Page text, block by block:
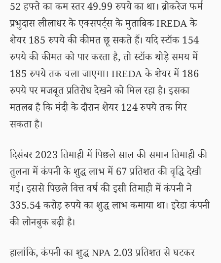
52 हफ्ते का कम स्तर 49.99 रुपये का था। ब्रोकरेज फर्म
प्रभुदास लीलाधर के एक्सपर्ट्स के मुताबिक IREDA के
शेयर 185 रुपये की कीमत छू सकते हैं। यदि स्टॉक 154
रुपये की कीमत को पार करता है, तो स्टॉक थोड़े समय में
185 रुपये तक चला जाएगा। IREDA के शेयर में 186
रुपये पर मजबूत प्रतिरोध देखने को मिल रहा है। इसका
मतलब है कि मंदी के दौरान शेयर 124 रुपये तक गिर
सकता है।
दिसंबर 2023 तिमाही में पिछले साल की समान तिमाही की
तुलना में कंपनी के शुद्ध लाभ में 67 प्रतिशत की वृद्धि देखी
गई। इससे पिछले वित्त वर्ष की इसी तिमाही में कंपनी ने
335.54 करोड़ रुपये का शुद्ध लाभ कमाया था। इरेडा कंपनी
की लोनबुक बढ़ी है।
हालांकि, कंपनी का शुद्ध NPA 2.03 प्रतिशत से घटकर